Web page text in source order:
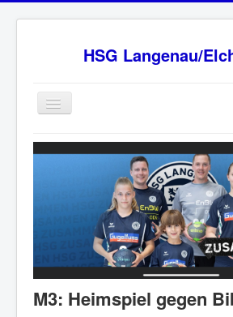
HSG Langenau/
Home
BW Oberliga Staffel 2
Sponsoren
HSG - Fanshop
News
Ansprechpartner
M3: Heimspiel gegen